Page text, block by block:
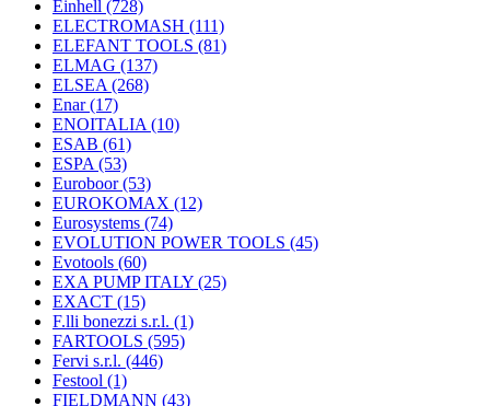
Einhell (728)
ELECTROMASH (111)
ELEFANT TOOLS (81)
ELMAG (137)
ELSEA (268)
Enar(17)
ENOITALIA (10)
ESAB (61)
ESPA (53)
Euroboor(53)
EUROKOMAX (12)
Eurosystems (74)
EVOLUTION POWER TOOLS (45)
Evotools (60)
EXA PUMP ITALY (25)
EXACT (15)
F.lli bonezzi s.r.l. (1)
FARTOOLS (595)
Fervi s.r.l. (446)
Festool (1)
FIELDMANN (43)